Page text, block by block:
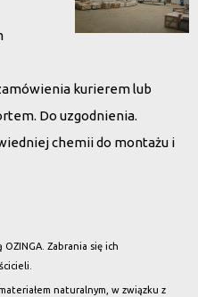
kurierem lub
Do uzgodnienia.
chemii do montażu i
Zabrania się ich
naturalnym, w związku z